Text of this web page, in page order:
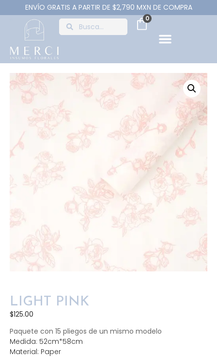
ENVÍO GRATIS A PARTIR DE $2,790 MXN DE COMPRA
0
LIGHT PINK
$125.00
Paquete con 15 pliegos de un mismo modelo
Medida: 52cm*58cm
Material: Paper